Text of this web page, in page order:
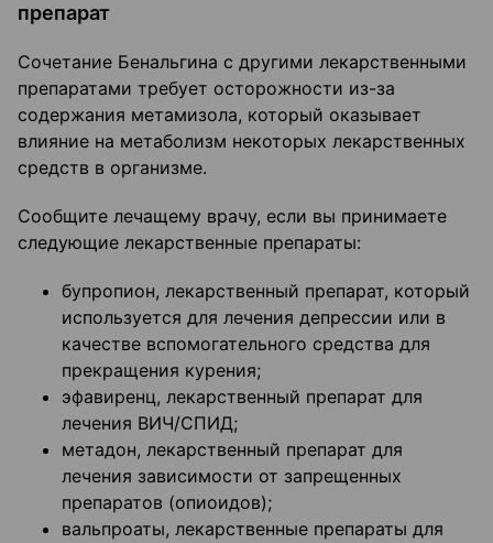
препарат
Сочетание Бенальгина с другими лекарственными
препаратами требует осторожности из-за
содержания метамизола, который оказывает
влияние на метаболизм некоторых лекарственных
средств в организме.
Сообщите лечащему врачу, если вы принимаете
следующие лекарственные препараты:
бупропион, лекарственный препарат, который
используется для лечения депрессии или в
качестве вспомогательного средства для
прекращения курения;
эфавиренц, лекарственный препарат для
лечения ВИЧ/СПИД;
метадон, лекарственный препарат для
лечения зависимости от запрещенных
препаратов (опиоидов);
вальпроаты, лекарственные препараты для